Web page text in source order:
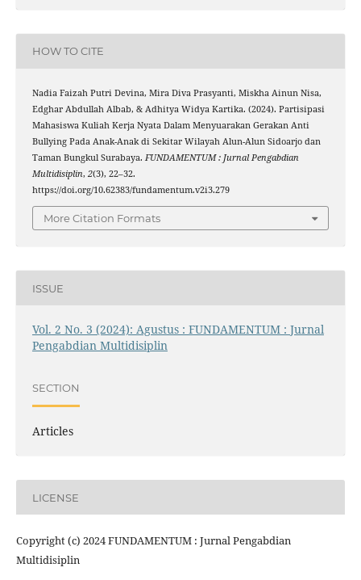
HOW TO CITE
Nadia Faizah Putri Devina, Mira Diva Prasyanti, Miskha Ainun Nisa,
Edghar Abdullah Albab, & Adhitya Widya Kartika. (2024). Partisipasi
Mahasiswa Kuliah Kerja Nyata Dalam Menyuarakan Gerakan Anti
Bullying Pada Anak-Anak di Sekitar Wilayah Alun-Alun Sidoarjo dan
Taman Bungkul Surabaya. FUNDAMENTUM : Jurnal Pengabdian
Multidisiplin, 2(3), 22–32.
https://doi.org/10.62383/fundamentum.v2i3.279
More Citation Formats
ISSUE
Vol. 2 No. 3 (2024): Agustus : FUNDAMENTUM : Jurnal
Pengabdian Multidisiplin
SECTION
Articles
LICENSE
Copyright (c) 2024 FUNDAMENTUM : Jurnal Pengabdian
Multidisiplin